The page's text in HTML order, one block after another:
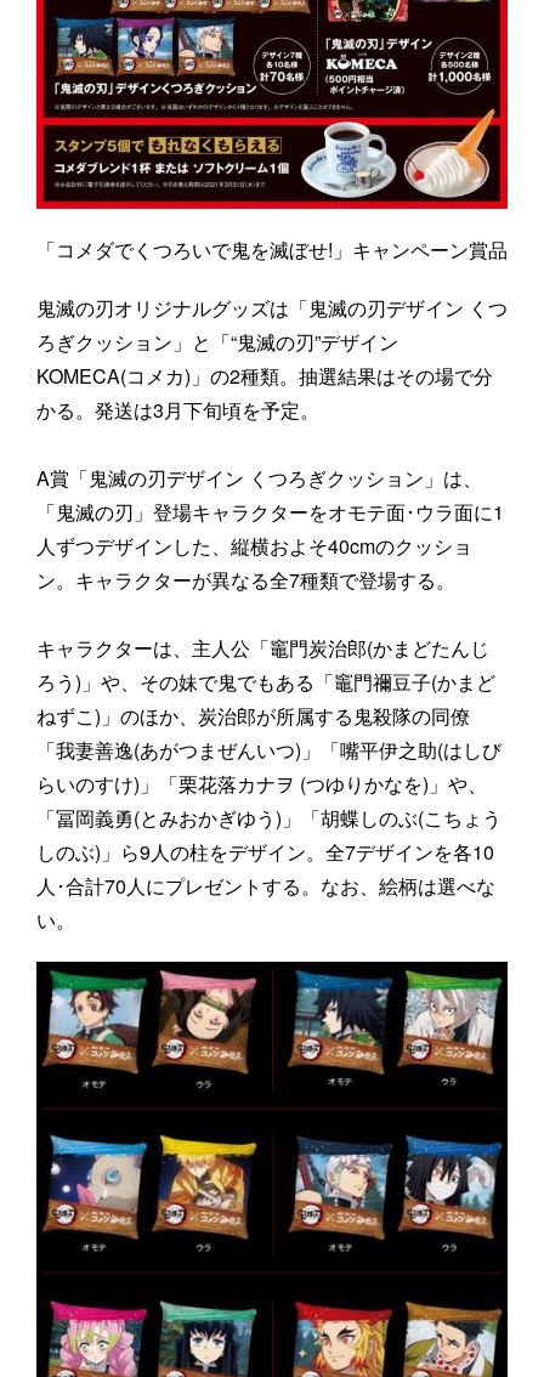
「コメダでくつろいで鬼を滅ぼせ!」キャンペーン賞品
鬼滅の刃オリジナルグッズは「鬼滅の刃デザイン くつ
ろぎクッション」と「“鬼滅の刃”デザイン
KOMECA(コメカ)」の2種類。抽選結果はその場で分
かる。発送は3月下旬頃を予定。
A賞「鬼滅の刃デザイン くつろぎクッション」は、
「鬼滅の刃」登場キャラクターをオモテ面･ウラ面に1
人ずつデザインした、縦横およそ40cmのクッショ
ン。キャラクターが異なる全7種類で登場する。
キャラクターは、主人公「竈門炭治郎(かまどたんじ
ろう)」や、その妹で鬼でもある「竈門禰豆子(かまど
ねずこ)」のほか、炭治郎が所属する鬼殺隊の同僚
「我妻善逸(あがつまぜんいつ)」「嘴平伊之助(はしび
らいのすけ)」「栗花落カナヲ (つゆりかなを)」や、
「冨岡義勇(とみおかぎゆう)」「胡蝶しのぶ(こちょう
しのぶ)」ら9人の柱をデザイン。全7デザインを各10
人･合計70人にプレゼントする。なお、絵柄は選べな
い。